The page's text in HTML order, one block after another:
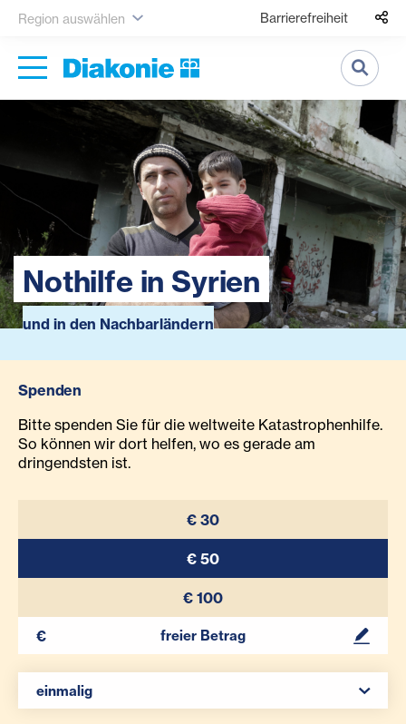
Region auswählen Barrierefreiheit
Suche
Nothilfe in Syrien
und in den Nachbarländern
Spenden
Bitte spenden Sie für die weltweite Katastrophenhilfe.
So können wir dort helfen, wo es gerade am
dringendsten ist.
€ 30
€ 50
€ 100
Ihr Betrag
einmalig